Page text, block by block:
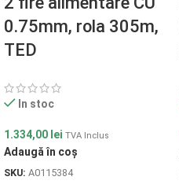
0.75mm, rola 305m,
TED
In stoc
1.334,00 lei TVA Inclus
Adaugă în coș
SKU: A0115384